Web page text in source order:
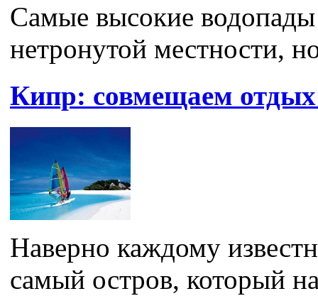
Самые высокие
нетронутой местности,
Кипр: совмещаем отдых
Наверно каждому
самый остров, который